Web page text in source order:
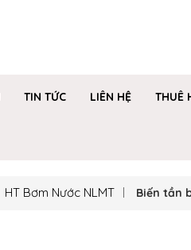
TIN TỨC LIÊN HỆ THUÊ
HT Bơm Nước NLMT Biến tần